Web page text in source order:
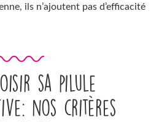
ils n’ajoutent pas d’efficacité
sa pilule
nos critères